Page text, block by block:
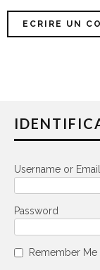
Username or Email
Password
Remember Me